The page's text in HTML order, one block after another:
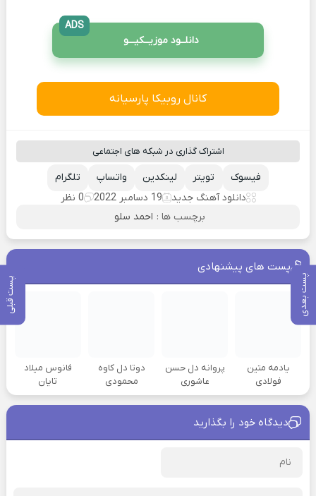
پست بعدی پست قبلی
دانلــود موزیــکیـــو
ADS
کانال روبیکا پارسیانه
اشتراک گذاری در شبکه های اجتماعی
تلگرام واتساپ لینکدین تویتر
فیسوک
دانلود آهنگ جدید
19 دسامبر 2022
0 نظر
برچسب ها : احمد سلو
پست های پیشنهادی
یادمه متین
فولادی
پروانه دل حسن
عاشوری
دوتا دل کاوه
محمودی
فانوس میلاد
تایان
دیدگاه خود را بگذارید